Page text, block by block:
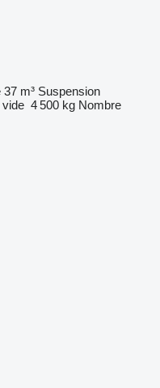
37 m³ Suspension
vide 4 500 kg Nombre